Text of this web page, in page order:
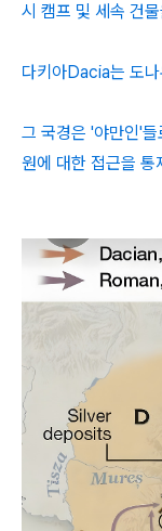
시 캠프 및 세속 건
다키아Dacia는 도
그 국경은 '야만인'
원에 대한 접근을 통